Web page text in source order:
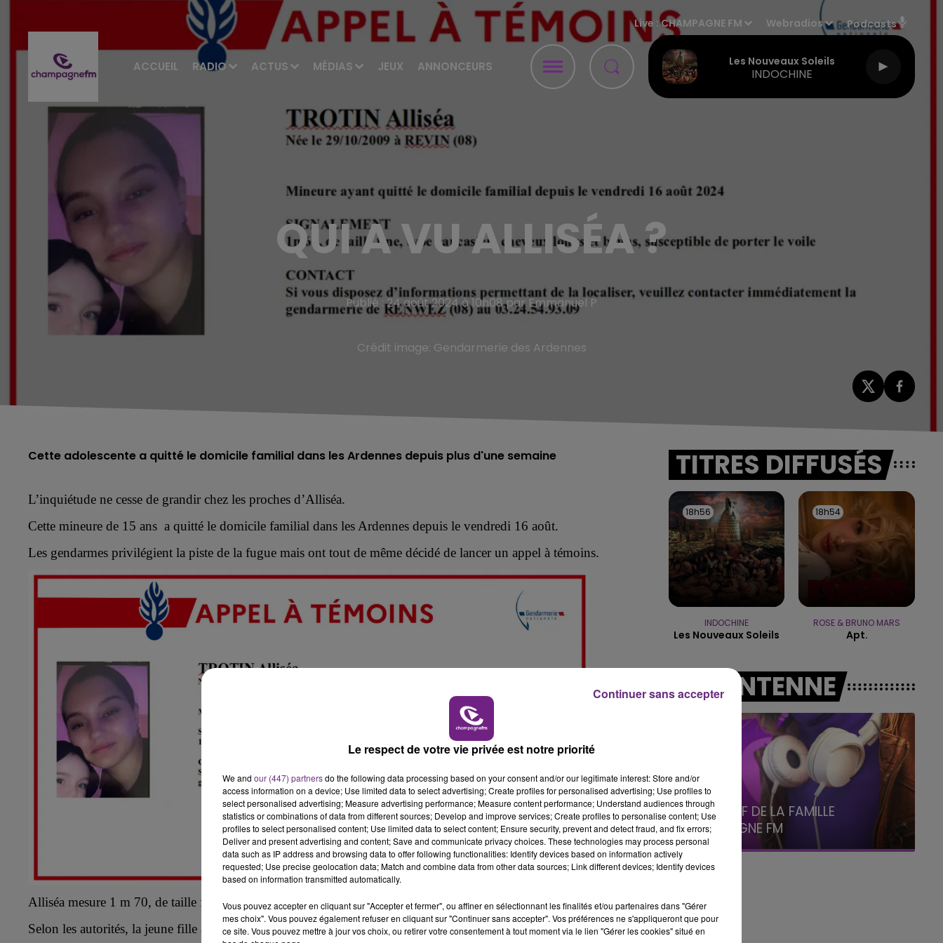
ACCUEIL RADIO ACTUS MÉDIAS JEUX ANNONCEURS
Live :CHAMPAGNE FM Webradios Podcasts
Les Nouveaux Soleils
INDOCHINE
LE CLUB CHAMPAGNE FM LA POP MACHINE - CHAMPAGNE FM LA RADIO POP
QUI A VU ALLISÉA ?
Publié : 24 août 2024 à 10h08 par Emmanuel P
Crédit image: Gendarmerie des Ardennes
Cette adolescente a quitté le domicile familial dans les Ardennes depuis plus d'une semaine
L’inquiétude ne cesse de grandir chez les proches d’Alliséa.
Cette mineure de 15 ans a quitté le domicile familial dans les Ardennes depuis le vendredi 16 août.
Les gendarmes privilégient la piste de la fugue mais ont tout de même décidé de lancer un appel à témoins.
Alliséa mesure 1 m 70, de taille fine, de type caucasien, aux cheveux longs et bruns, susceptible de porter le voile.
Selon les autorités, la jeune fille aurait été aperçue dans plusieurs endroits ces derniers jours notamment dans le
TITRES DIFFUSÉS
18h56
18h56
INDOCHINE
Les Nouveaux Soleils
18h54
18h54
ROSE & BRUNO MARS
Apt.
A L'ANTENNE
5h00 - 6h00
LE BEST OF DE LA FAMILLE
CHAMPAGNE FM
6h00 - 10h00
La Famille
Le respect de votre vie privée est notre priorité
We and our (447) partnersdo the following data processing based on your consent and/or our legitimate interest: Store and/or
access information on a device; Use limited data to select advertising; Create profiles for personalised advertising; Use profiles to
select personalised advertising; Measure advertising performance; Measure content performance; Understand audiences through
statistics or combinations of data from different sources; Develop and improve services; Create profiles to personalise content; Use
profiles to select personalised content; Use limited data to select content; Ensure security, prevent and detect fraud, and fix errors;
Deliver and present advertising and content; Save and communicate privacy choices. These technologies may process personal
data such as IP address and browsing data to offer following functionalities: Identify devices based on information actively
requested; Use precise geolocation data; Match and combine data from other data sources; Link different devices; Identify devices
based on information transmitted automatically.
Vous pouvez accepter en cliquant sur "Accepter et fermer", ou affiner en sélectionnant les finalités et/ou partenaires dans "Gérer
mes choix". Vous pouvez également refuser en cliquant sur "Continuer sans accepter". Vos préférences ne s'appliqueront que pour
ce site. Vous pouvez mettre à jour vos choix, ou retirer votre consentement à tout moment via le lien "Gérer les cookies" situé en
Continuer sans accepter